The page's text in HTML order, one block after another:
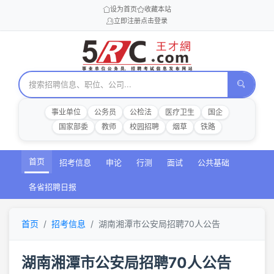
设为首页
收藏本站
立即注册点击登录
事业单位 公务员 公检法 医疗卫生
国企
国家部委
教师 校园招聘 烟草 铁路
首页 招考信息 申论 行测 面试 公共基础
各省招聘日报
首页 招考信息 湖南湘潭市公安局招聘70人公告
湖南湘潭市公安局招聘70人公告